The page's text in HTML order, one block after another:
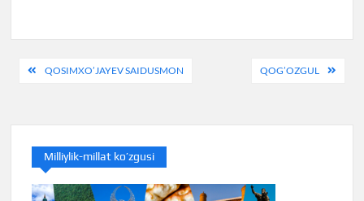
PostQOSIMXO’JAYEV SAIDUSMON QOG’OZGUL
Milliylik-millat ko’zgusi